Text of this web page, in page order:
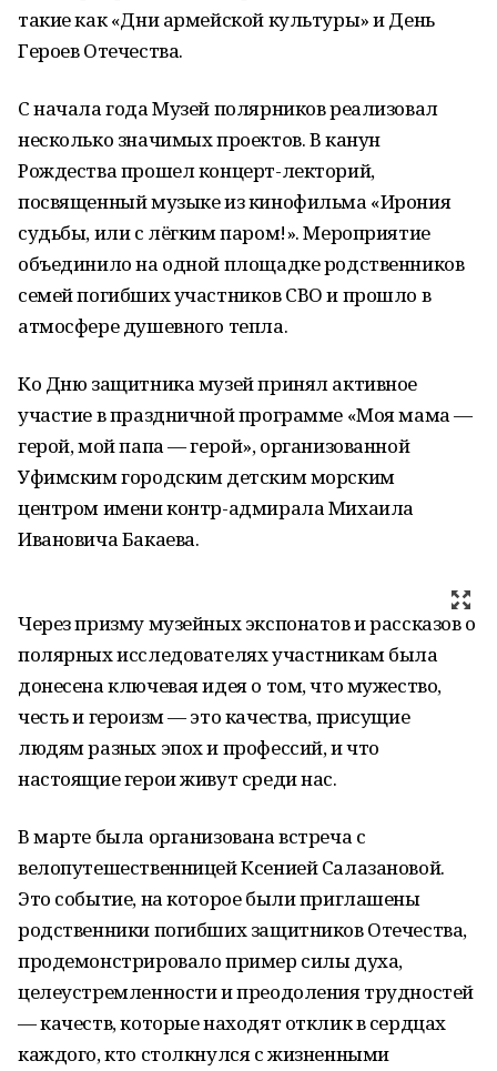
такие как «Дни армейской культуры» и День
Героев Отечества.
С начала года Музей полярников реализовал
несколько значимых проектов. В канун
Рождества прошел концерт-лекторий,
посвященный музыке из кинофильма «Ирония
судьбы, или с лёгким паром!». Мероприятие
объединило на одной площадке родственников
семей погибших участников СВО и прошло в
атмосфере душевного тепла.
Ко Дню защитника музей принял активное
участие в праздничной программе «Моя мама —
герой, мой папа — герой», организованной
Уфимским городским детским морским
центром имени контр-адмирала Михаила
Ивановича Бакаева.
Через призму музейных экспонатов и рассказов о
полярных исследователях участникам была
донесена ключевая идея о том, что мужество,
честь и героизм — это качества, присущие
людям разных эпох и профессий, и что
настоящие герои живут среди нас.
В марте была организована встреча с
велопутешественницей Ксенией Салазановой.
Это событие, на которое были приглашены
родственники погибших защитников Отечества,
продемонстрировало пример силы духа,
целеустремленности и преодоления трудностей
— качеств, которые находят отклик в сердцах
каждого, кто столкнулся с жизненными